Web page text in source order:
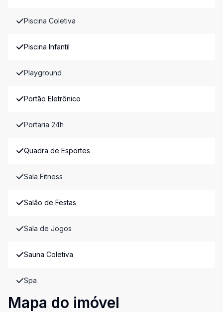
Piscina Coletiva
Piscina Infantil
Playground
Portão Eletrônico
Portaria 24h
Quadra de Esportes
Sala Fitness
Salão de Festas
Sala de Jogos
Sauna Coletiva
Spa
Mapa do imóvel